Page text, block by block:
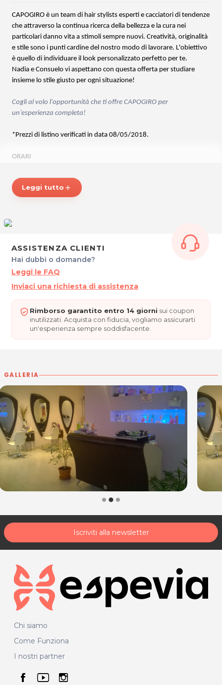
CAPOGIRO è un team di hair stylists esperti e cacciatori di tendenze
che attraverso la continua ricerca della bellezza e la cura nei
particolari danno vita a stimoli sempre nuovi. Creatività, originalità
e stile sono i punti cardine del nostro modo di lavorare. L'obiettivo
è quello di individuare il look personalizzato perfetto per te.
Nadia e Consuelo vi aspettano con questa offerta per studiare
insieme lo stile giusto per ogni situazione!
Cogli al volo l'opportunità che ti offre CAPOGIRO per
un’esperienza completa!
*Prezzi di listino verificati in data 08/05/2018.
ORARI
Venerdìdalle 9.00 alle 17.30
Sabatodalle 9.00 alle 17.00
Via Ermes Di Colloredo, 42
33040 Povoletto (UD)
P.IVA 02451460303
Per ulteriori informazioni sull'offerta o sulle modalità di acquisto
scrivi aposta@espevia.it.
Leggi tutto add
ASSISTENZA CLIENTI
Hai dubbi o domande?
Leggi le FAQ
Inviaci una richiesta di assistenza
Rimborso garantito entro 14 giorni sui coupon
inutilizzati. Acquista con fiducia, vogliamo assicurarti
un'esperienza sempre soddisfacente.
GALLERIA
Iscriviti alla newsletter
Chi siamo
Come Funziona
I nostri partner
seguici su facebook
seguici su youtube
seguici su instagram